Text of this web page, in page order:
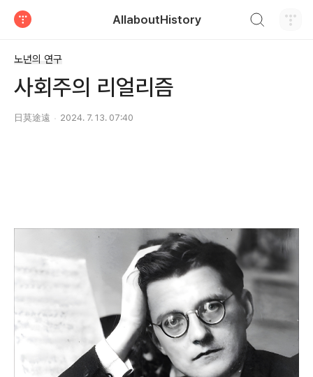
AllaboutHistory
노년의 연구
사회주의 리얼리즘
日莫途遠 2024. 7. 13. 07:40